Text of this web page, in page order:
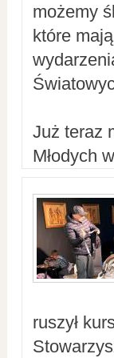
możemy
które
Już teraz
Młodych
ruszył